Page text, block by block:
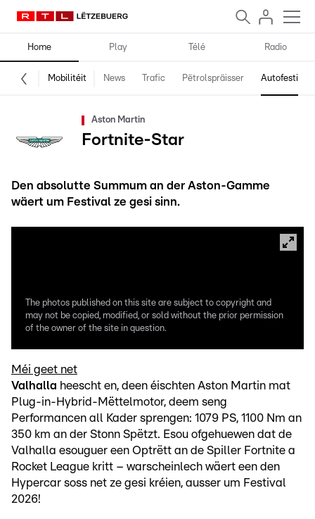
Home Play Télé Radio
Mobilitéit News Trafic Pëtrolspräisser Autofestival
Aston Martin
Fortnite-Star
Den absolutte Summum an der Aston-Gamme
wäert um Festival ze gesi sinn.
The photos published on this site are subject to copyright and
may not be copied, modified, or sold without the prior permission
of the owner of the site in question.
Méi geet net
Valhalla heescht en, deen éischten Aston Martin mat
Plug-in-Hybrid-Mëttelmotor, deem seng
Performancen all Kader sprengen: 1079 PS, 1100 Nm an
350 km an der Stonn Spëtzt. Esou ofgehuewen dat de
Valhalla esouguer een Optrëtt an de Spiller Fortnite a
Rocket League kritt – warscheinlech wäert een den
Hypercar soss net ze gesi kréien, ausser um Festival
2026!